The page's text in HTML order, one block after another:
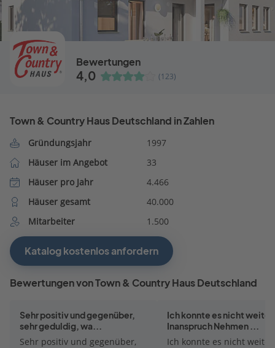
Bewertungen
4,0 (123)
Town & Country Haus Deutschland in Zahlen
Gründungsjahr
1997
Häuser im Angebot
33
Häuser pro Jahr
4.466
Häuser gesamt
40.000
Mitarbeiter
1.500
Katalog kostenlos anfordern
Bewertungen von Town & Country Haus Deutschland
Sehr positiv und gegenüber,
sehr geduldig, wa...
Sehr positiv und gegenüber,
Ich konnte es nicht weiter
Inanspruch Nehmen ...
Ich konnte es nicht weiter